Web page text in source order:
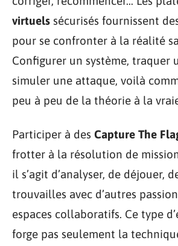
virtuels sécurisés fournissent
pour se confronter à la réalité
Configurer un système, traquer
simuler une attaque, voilà
peu à peu de la théorie à la
Participer à des Capture The
frotter à la résolution de
il s’agit d’analyser, de déjouer,
trouvailles avec d’autres
espaces collaboratifs. Ce type
forge pas seulement la